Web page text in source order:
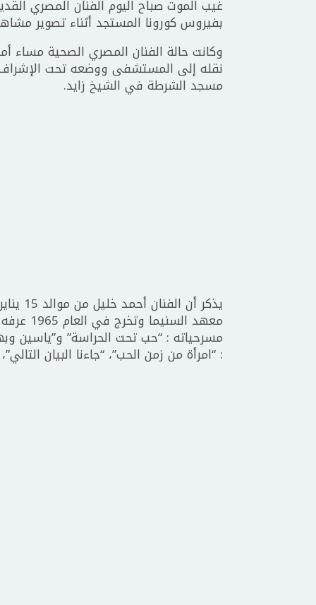
بفيروس كورونا المستجد أثناء تصوير
وكانت حالة الفنان المصري الصحية مساء
نقله إلى المستشفى ووضعه تحت
مسجد الشرطة في الشيخ زايد.
معهد
مسرحياته : “حب تحت الحراسة” و”ياسين
: “امرأة من زمن الحب”، “جاءنا البيان